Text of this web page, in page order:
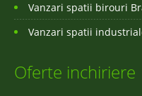
Vanzari spatii birouri
Vanzari spatii
Oferte inchiriere